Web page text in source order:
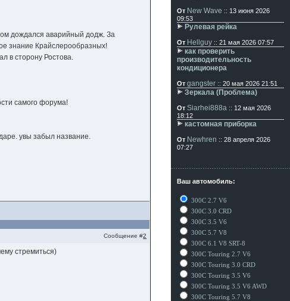
дождался аварийный додж. За
знание Крайслерообразных!
в сторону Ростова.
самого форума!
увы забыл название.
Сообщение #2
стремиться)
От New Wave :: 13 июня 2026
09:53
Рулевая рейка
От Hellguy :: 21 мая 2026 07:57
как проверить
производительность
кондиционера
От gangster :: 20 мая 2026 21:51
Зеркала (Проблема)
От Siarhei888a :: 12 мая 2026
18:12
кастомная приборка
От Newhren :: 28 апреля 2026
07:27
Ваш автомобиль:
300C 2.7 V6
300C 3.0 CRD
300C 3.5 V6
300C 5.7 V8
300C 6.1 V8 SRT-8
300C Touring 2.7 V6
300C Touring 3.0 CRD
300C Touring 3.5 V6
300C Touring 3.5 V6 AWD
300C Touring 5.7 V8